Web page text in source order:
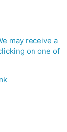
may receive a
on one of